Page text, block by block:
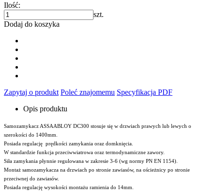
Ilość:
szt.
Dodaj do koszyka
Zapytaj o produkt Poleć znajomemu Specyfikacja PDF
Opis produktu
Samozamykacz ASSAABLOY DC300 stosuje się w drzwiach prawych lub lewych o
szerokości do 1400mm.
Posiada regulację prędkości zamykania oraz domknięcia.
W standardzie funkcja przeciwwiatrowa oraz termodynamiczne zawory.
Siła zamykania płynnie regulowana w zakresie 3-6 (wg normy PN EN 1154).
Montaż samozamykacza na drzwiach po stronie zawiasów, na ościeżnicy po stronie
przeciwnej do zawiasów.
Posiada regulację wysokości montażu ramienia do 14mm.